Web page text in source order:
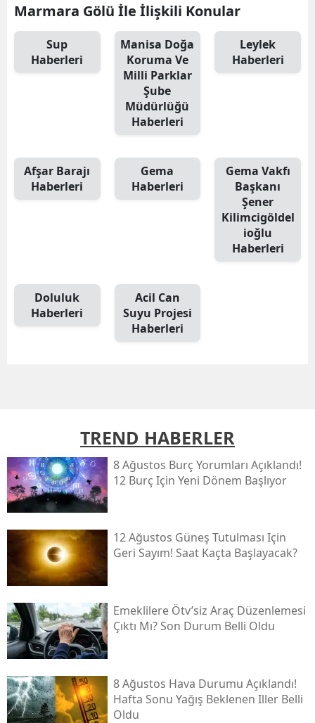
Marmara Gölü İle İlişkili Konular
Sup
Haberleri
Manisa Doğa
Koruma Ve
Milli Parklar
Şube
Müdürlüğü
Haberleri
Leylek
Haberleri
Afşar Barajı
Haberleri
Gema
Haberleri
Gema Vakfı
Başkanı
Şener
Kilimcigöldel
ioğlu
Haberleri
Doluluk
Haberleri
Acil Can
Suyu Projesi
Haberleri
TREND HABERLER
8 Ağustos Burç Yorumları Açıklandı!
12 Burç Için Yeni Dönem Başlıyor
12 Ağustos Güneş Tutulması Için
Geri Sayım! Saat Kaçta Başlayacak?
Emeklilere Ötv’siz Araç Düzenlemesi
Çıktı Mı? Son Durum Belli Oldu
8 Ağustos Hava Durumu Açıklandı!
Hafta Sonu Yağış Beklenen Iller Belli
Oldu